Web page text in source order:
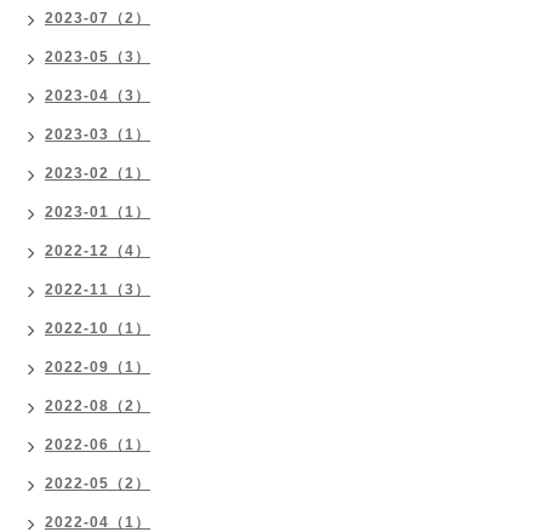
2023-07（2）
2023-05（3）
2023-04（3）
2023-03（1）
2023-02（1）
2023-01（1）
2022-12（4）
2022-11（3）
2022-10（1）
2022-09（1）
2022-08（2）
2022-06（1）
2022-05（2）
2022-04（1）